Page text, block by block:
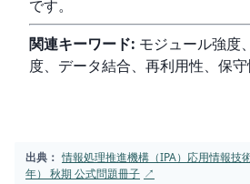
です。
関連キーワード: モジュール強度
度、データ結合、再利用性、保守
出典： 情報処理推進機構（IPA）応用情報技
年） 秋期 公式問題冊子 ↗